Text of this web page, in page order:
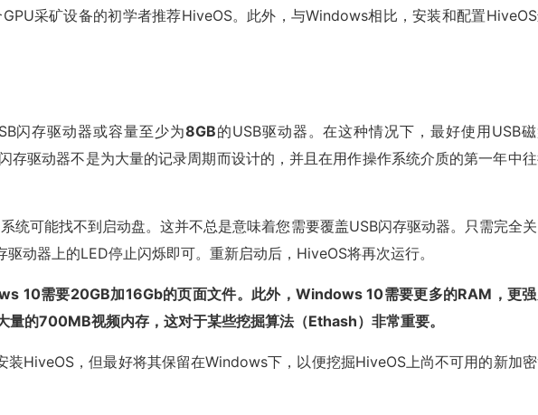
采矿设备的初学者推荐HiveOS。此外，与Windows相比，安装和配置
闪存驱动器或容量至少为8GB的USB驱动器。在这种情况下，最好使用USB
存驱动器不是为大量的记录周期而设计的，并且在用作操作系统介质的第一年中
统可能找不到启动盘。这并不总是意味着您需要覆盖USB闪存驱动器。只需完全
动器上的LED停止闪烁即可。重新启动后，HiveOS将再次运行。
10需要20GB加16Gb的页面文件。此外，Windows 10需要更多的RAM，更
量的700MB视频内存，这对于某些挖掘算法（Ethash）非常重要。
装HiveOS，但最好将其保留在Windows下，以便挖掘HiveOS上尚不可用的新加